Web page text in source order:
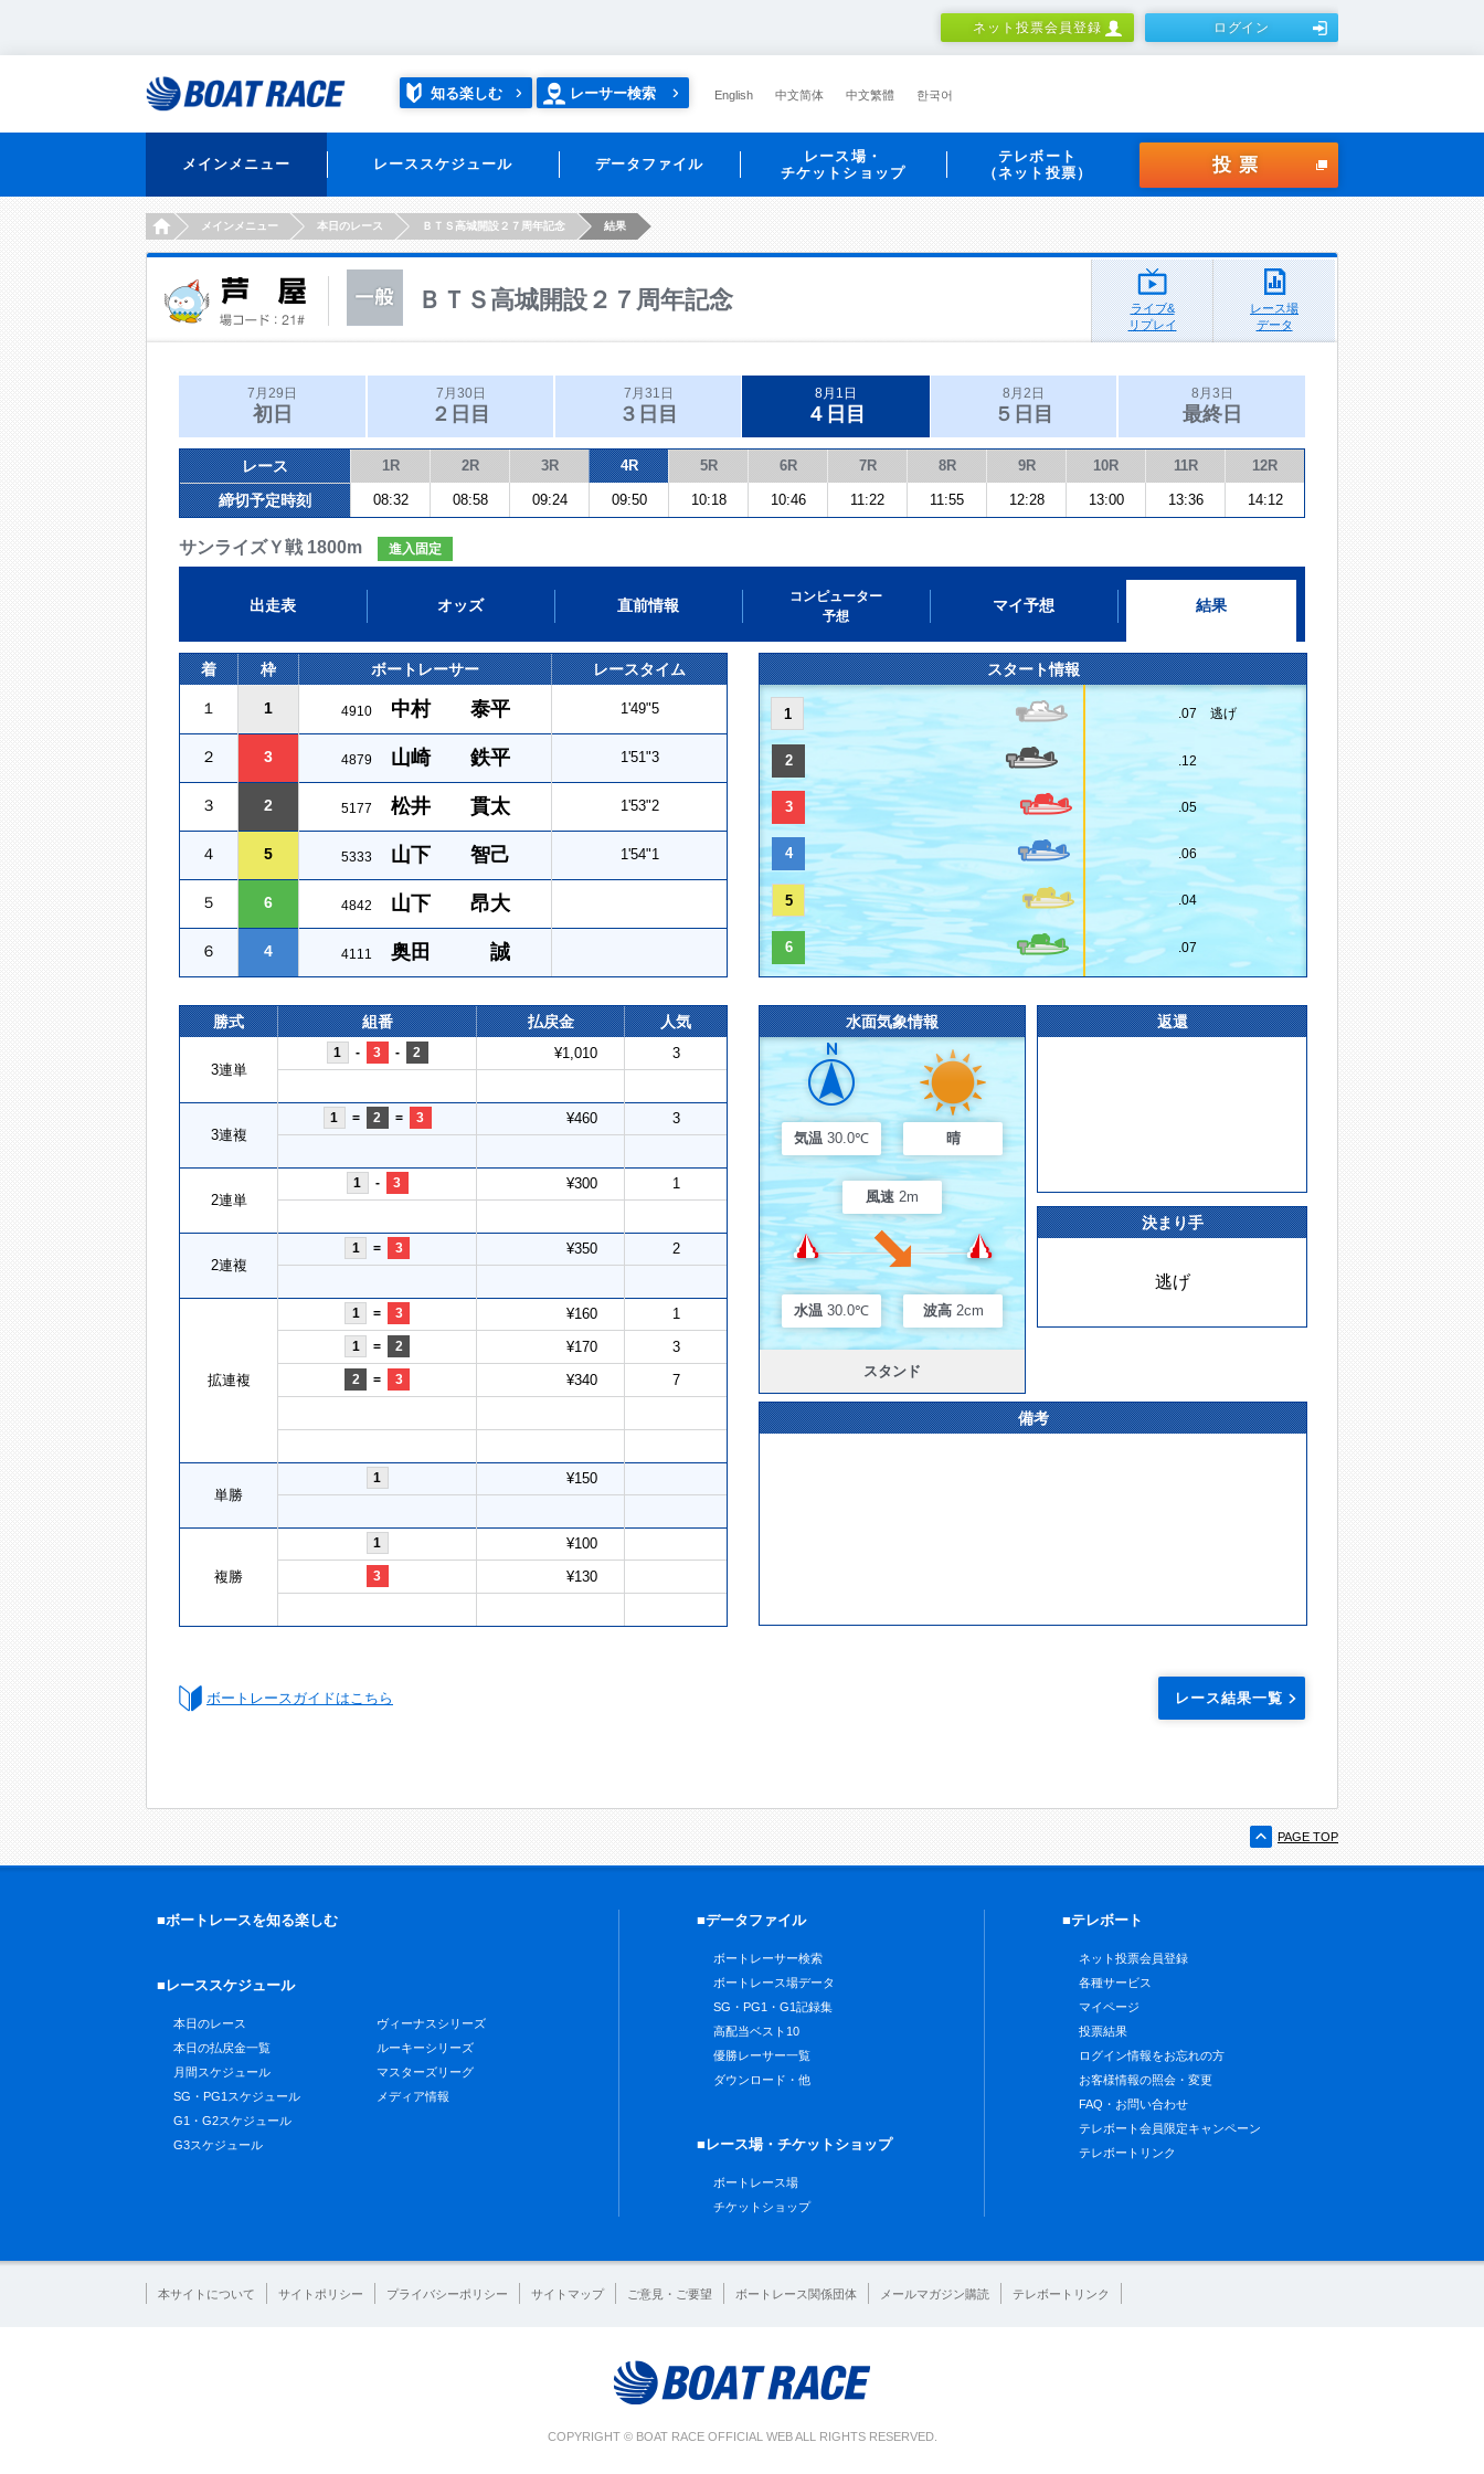
ネット投票会員登録 ログイン
知る楽しむ レーサー検索 English 中文简体 中文繁體 한국어
メインメニュー レーススケジュール データファイル
レース場・
チケットショップ
テレボート
（ネット投票）
投票
HOMEメインメニュー 本日のレース ＢＴＳ高城開設２７周年記念 結果
ＢＴＳ高城開設２７周年記念
ライブ&
リプレイ
レース場
データ
7月29日
初日
7月30日
２日目
7月31日
３日目
8月1日
４日目
8月2日
５日目
8月3日
最終日
レース 1R 2R 3R 4R 5R 6R 7R 8R 9R 10R 11R 12R
締切予定時刻 08:32 08:58 09:24 09:50 10:18 10:46 11:22 11:55 12:28 13:00 13:36 14:12
サンライズＹ戦 1800m 進入固定
出走表 オッズ 直前情報
コンピューター
予想
マイ予想 結果
着 枠 ボートレーサー レースタイム
１ 1 4910 中村 泰平 1'49"5
２ 3 4879 山崎 鉄平 1'51"3
３ 2 5177 松井 貫太 1'53"2
４ 5 5333 山下 智己 1'54"1
５ 6 4842 山下 昂大
６ 4 4111 奥田 誠
スタート情報
1 .07 逃げ
2 .12
3 .05
4 .06
5 .04
6 .07
勝式 組番 払戻金 人気
3連単
1 - 3 - 2 ¥1,010 3
3連複
1 = 2 = 3 ¥460 3
2連単
1 - 3 ¥300 1
2連複
1 = 3 ¥350 2
拡連複
1 = 3 ¥160 1
1 = 2 ¥170 3
2 = 3 ¥340 7
単勝
1 ¥150
複勝
1 ¥100
3 ¥130
水面気象情報
気温 30.0℃ 晴
風速 2m
水温 30.0℃ 波高 2cm
スタンド
返還
決まり手
逃げ
備考
ボートレースガイドはこちら レース結果一覧
PAGE TOP
■ボートレースを知る楽しむ
■レーススケジュール
本日のレース
本日の払戻金一覧
月間スケジュール
SG・PG1スケジュール
G1・G2スケジュール
G3スケジュール
ヴィーナスシリーズ
ルーキーシリーズ
マスターズリーグ
メディア情報
■データファイル
ボートレーサー検索
ボートレース場データ
SG・PG1・G1記録集
高配当ベスト10
優勝レーサー一覧
ダウンロード・他
■レース場・チケットショップ
ボートレース場
チケットショップ
■テレボート
ネット投票会員登録
各種サービス
マイページ
投票結果
ログイン情報をお忘れの方
お客様情報の照会・変更
FAQ・お問い合わせ
テレボート会員限定キャンペーン
テレボートリンク
本サイトについて サイトポリシー プライバシーポリシー サイトマップ ご意見・ご要望 ボートレース関係団体 メールマガジン購読 テレボートリンク
COPYRIGHT © BOAT RACE OFFICIAL WEB ALL RIGHTS RESERVED.